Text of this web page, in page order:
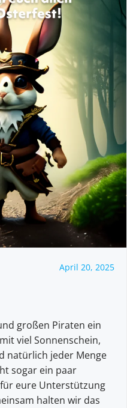
April 20, 2025
großen Piraten ein
viel Sonnenschein,
natürlich jeder Menge
sogar ein paar
eure Unterstützung
halten wir das